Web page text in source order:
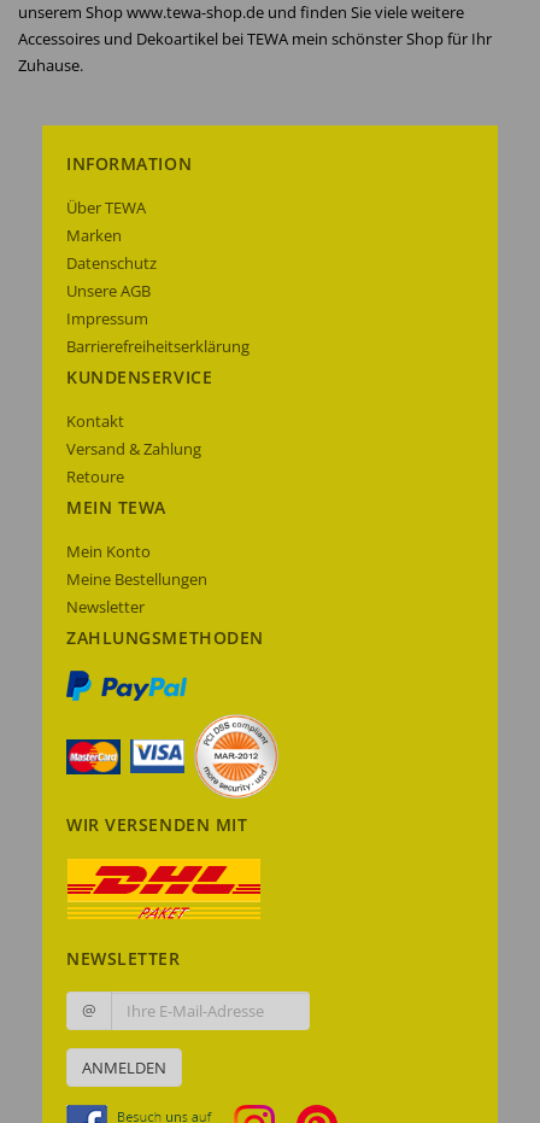
unserem Shop www.tewa-shop.de und finden Sie viele weitere
Accessoires und Dekoartikel bei TEWA mein schönster Shop für Ihr
Zuhause.
INFORMATION
Über TEWA
Marken
Datenschutz
Unsere AGB
Impressum
Barrierefreiheitserklärung
KUNDENSERVICE
Kontakt
Versand & Zahlung
Retoure
MEIN TEWA
Mein Konto
Meine Bestellungen
Newsletter
ZAHLUNGSMETHODEN
WIR VERSENDEN MIT
NEWSLETTER
@
ANMELDEN